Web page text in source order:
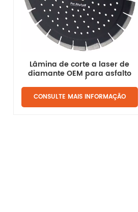
Lâmina de corte a laser de
diamante OEM para asfalto
sobre concreto (atacado por
OEM)
CONSULTE MAIS INFORMAÇÃO